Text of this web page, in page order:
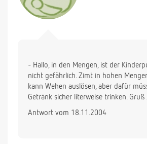
- Hallo, in den Mengen, ist der
nicht gefährlich. Zimt in hohen
kann Wehen auslösen, aber dafür
Getränk sicher literweise trinken. Gruß
Antwort vom 18.11.2004